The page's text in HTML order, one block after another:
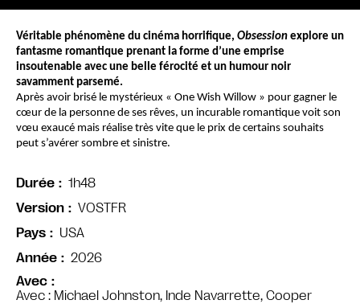
Avec
Avec : Michael Johnston, Inde Navarrette, Cooper
Véritable phénomène du cinéma horrifique, Obsession explore un
fantasme romantique prenant la forme d’une emprise
insoutenable avec une belle férocité et un humour noir
savamment parsemé.
Après avoir brisé le mystérieux « One Wish Willow » pour gagner le
cœur de la personne de ses rêves, un incurable romantique voit son
vœu exaucé mais réalise très vite que le prix de certains souhaits
peut s’avérer sombre et sinistre.
Durée
1h48
Version
VOSTFR
Pays
USA
Année
2026